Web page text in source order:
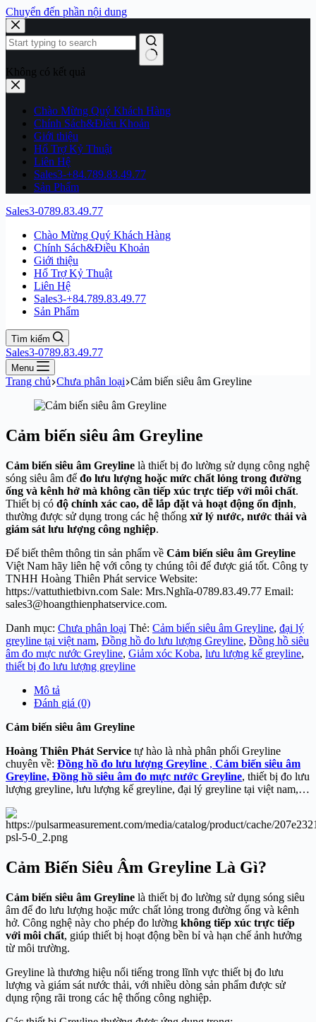
Chuyển đến phần nội dung
Không có kết quả
Chào Mừng Quý Khách Hàng
Chính Sách&Điều Khoản
Giới thiệu
Hổ Trợ Kỷ Thuật
Liên Hệ
Sales3-+84.789.83.49.77
Sản Phẩm
Sales3-0789.83.49.77
Chào Mừng Quý Khách Hàng
Chính Sách&Điều Khoản
Giới thiệu
Hổ Trợ Kỷ Thuật
Liên Hệ
Sales3-+84.789.83.49.77
Sản Phẩm
Tìm kiếm
Sales3-0789.83.49.77
Menu
Trang chủ Chưa phân loại Cảm biến siêu âm Greyline
Cảm biến siêu âm Greyline
Cảm biến siêu âm Greyline là thiết bị đo lường sử dụng công nghệ
sóng siêu âm để đo lưu lượng hoặc mức chất lỏng trong đường
ống và kênh hở mà không cần tiếp xúc trực tiếp với môi chất.
Thiết bị có độ chính xác cao, dễ lắp đặt và hoạt động ổn định,
thường được sử dụng trong các hệ thống xử lý nước, nước thải và
giám sát lưu lượng công nghiệp.
Để biết thêm thông tin sản phẩm về Cảm biến siêu âm Greyline
Việt Nam hãy liên hệ với công ty chúng tôi để được giá tốt. Công ty
TNHH Hoàng Thiên Phát service Website:
https://vattuthietbivn.com Sale: Mrs.Nghĩa-0789.83.49.77 Email:
sales3@hoangthienphatservice.com.
Danh mục: Chưa phân loại Thẻ: Cảm biến siêu âm Greyline, đại lý
greyline tại việt nam, Đồng hồ đo lưu lượng Greyline, Đồng hồ siêu
âm đo mực nước Greyline, Giảm xóc Koba, lưu lượng kế greyline,
thiết bị đo lưu lượng greyline
Mô tả
Đánh giá (0)
Cảm biến siêu âm Greyline
Hoàng Thiên Phát Service tự hào là nhà phân phối Greyline
chuyên về: Đồng hồ đo lưu lượng Greyline , Cảm biến siêu âm
Greyline, Đồng hồ siêu âm đo mực nước Greyline, thiết bị đo lưu
lượng greyline, lưu lượng kế greyline, đại lý greyline tại việt nam,…
Cảm Biến Siêu Âm Greyline Là Gì?
Cảm biến siêu âm Greyline là thiết bị đo lường sử dụng sóng siêu
âm để đo lưu lượng hoặc mức chất lỏng trong đường ống và kênh
hở. Công nghệ này cho phép đo lường không tiếp xúc trực tiếp
với môi chất, giúp thiết bị hoạt động bền bỉ và hạn chế ảnh hưởng
từ môi trường.
Greyline là thương hiệu nổi tiếng trong lĩnh vực thiết bị đo lưu
lượng và giám sát nước thải, với nhiều dòng sản phẩm được sử
dụng rộng rãi trong các hệ thống công nghiệp.